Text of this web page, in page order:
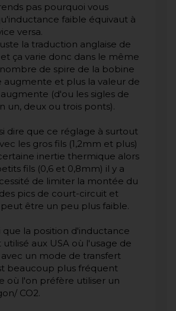
pas pourquoi vous
faible équivaut à
versa.
la traduction anglaise de
ça varie donc dans le même
nombre de spire de la bobine
augmente et plus la valeur de
(d'ou les sigles de
un, deux ou trois ponts).
dire que ce réglage à surtout
les gros fils (1,2mm et plus)
inertie thermique alors
fils (0,6 et 0,8mm) il y a
de limiter la montée du
pics de court-circuit et
être un peu plus faible.
que la position d'inductance
aux USA où l'usage de
avec un mode de transfert
beaucoup plus fréquent
où l'on préfère utiliser un
CO2.